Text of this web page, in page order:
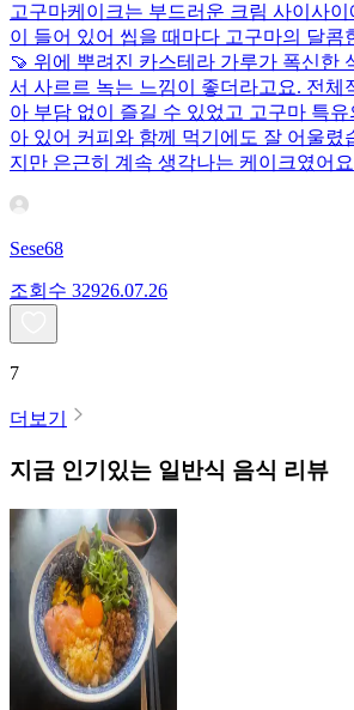
고구마케이크는 부드러운 크림 사이사
이 들어 있어 씹을 때마다 고구마의 달콤
🍠 위에 뿌려진 카스테라 가루가 폭신한
서 사르르 녹는 느낌이 좋더라고요. 전체
아 부담 없이 즐길 수 있었고 고구마 특
아 있어 커피와 함께 먹기에도 잘 어울렸
지만 은근히 계속 생각나는 케이크였어
Sese68
조회수 32926.07.26
7
더보기
지금 인기있는 일반식 음식 리뷰